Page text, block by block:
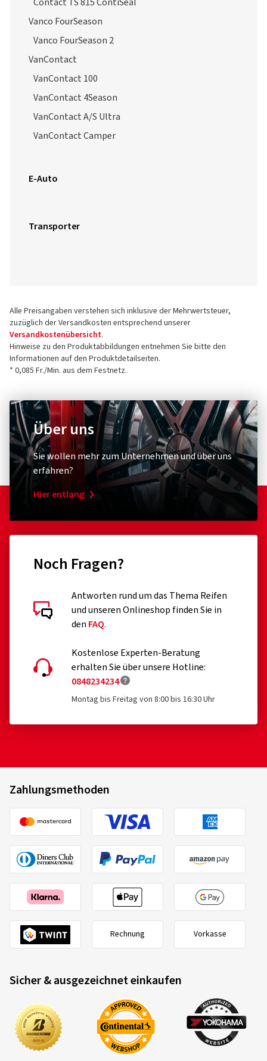
Vanco FourSeason
Vanco FourSeason 2
VanContact
VanContact 100
VanContact 4Season
VanContact A/S Ultra
VanContact Camper
E-Auto
Transporter
Alle Preisangaben verstehen sich inklusive der Mehrwertsteuer,
zuzüglich der Versandkosten entsprechend unserer
Versandkostenübersicht.
Hinweise zu den Produktabbildungen entnehmen Sie bitte den
Informationen auf den Produktdetailseiten.
* 0,085 Fr./Min. aus dem Festnetz.
Über uns
Sie wollen mehr zum Unternehmen und über uns
erfahren?
Hier entlang
Noch Fragen?
Antworten rund um das Thema Reifen
und unseren Onlineshop finden Sie in
den FAQ.
Kostenlose Experten-Beratung
erhalten Sie über unsere Hotline:
0848234234
Montag bis Freitag von 8:00 bis 16:30 Uhr
Zahlungsmethoden
Rechnung Vorkasse
Sicher & ausgezeichnet einkaufen